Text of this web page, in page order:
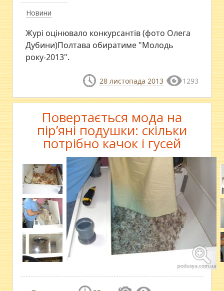
Новини
Журі оцінювало конкурсантів (фото Олега
Дубини)Полтава обиратиме "Молодь
року-2013".
28 листопада 2013 1293
Повертається мода на
пір’яні подушки: скільки
потрібно качок і гусей